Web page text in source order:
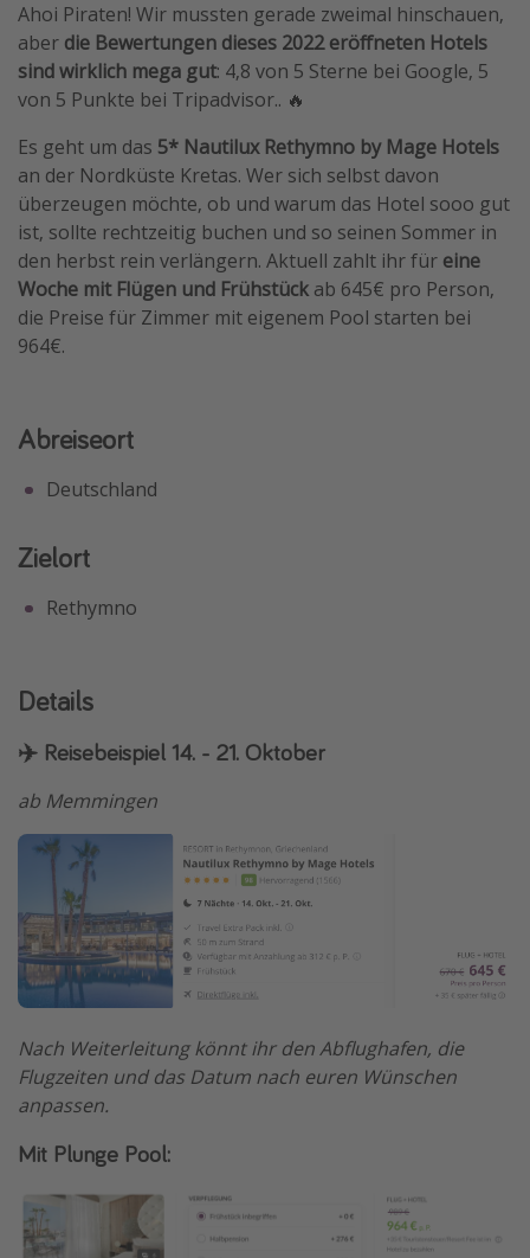
Familienurlaub in der Türkei
Rundreisen in Thailand
Bahnreisen in der Schweiz
Reisepassfreie Reiseziele
Travel Know How
Silvesterreisen
Last Minute Urlaub Mallorca
Last Minute Urlaub Deutschland
Ahoi Piraten! Wir mussten gerade zweimal hinschauen,
aber die Bewertungen dieses 2022 eröffneten Hotels
sind wirklich mega gut: 4,8 von 5 Sterne bei Google, 5
von 5 Punkte bei Tripadvisor.. 🔥
Es geht um das 5* Nautilux Rethymno by Mage Hotels
an der Nordküste Kretas. Wer sich selbst davon
überzeugen möchte, ob und warum das Hotel sooo gut
ist, sollte rechtzeitig buchen und so seinen Sommer in
den herbst rein verlängern. Aktuell zahlt ihr für eine
Woche mit Flügen und Frühstück ab 645€ pro Person,
die Preise für Zimmer mit eigenem Pool starten bei
964€.
Abreiseort
Deutschland
Zielort
Rethymno
Details
✈️ Reisebeispiel 14. - 21. Oktober
ab Memmingen
Nach Weiterleitung könnt ihr den Abflughafen, die
Flugzeiten und das Datum nach euren Wünschen
anpassen.
Mit Plunge Pool: